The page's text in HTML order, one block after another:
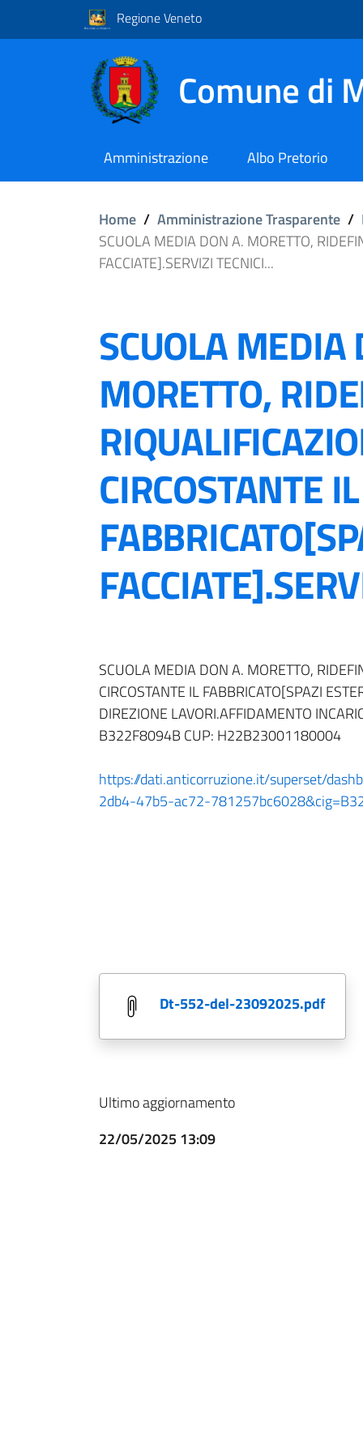
Regione Veneto
Comune di
Amministrazione Albo Pretorio
Home / Amministrazione Trasparente /
SCUOLA MEDIA DON A. MORETTO,
FACCIATE].SERVIZI TECNICI...
SCUOLA MEDIA
MORETTO,
CIRCOSTANTE IL
SCUOLA MEDIA DON A. MORETTO,
CIRCOSTANTE IL FABBRICATO[SPAZI
DIREZIONE LAVORI.AFFIDAMENTO
B322F8094B CUP: H22B23001180004
https://dati.anticorruzione.it/superset/
2db4-47b5-ac72-
dt-552-del-23092025.pdf
Ultimo aggiornamento
22/05/2025 13:09